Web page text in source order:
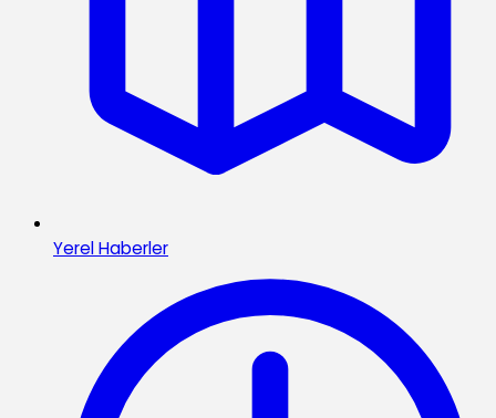
Yerel Haberler